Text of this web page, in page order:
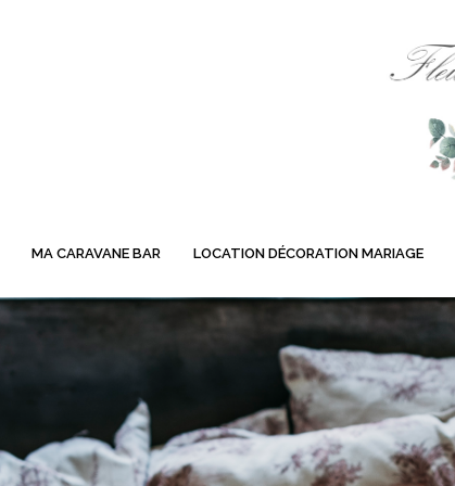
MA CARAVANE BAR LOCATION DÉCORATION MARIAGE